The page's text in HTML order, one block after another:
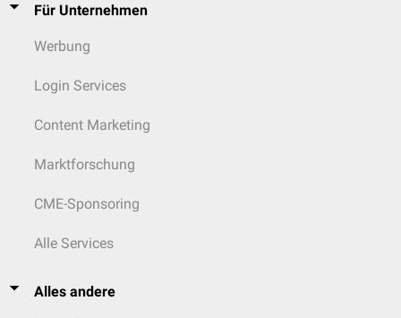
Für Unternehmen
Werbung
Login Services
Content Marketing
Marktforschung
CME-Sponsoring
Alle Services
Alles andere